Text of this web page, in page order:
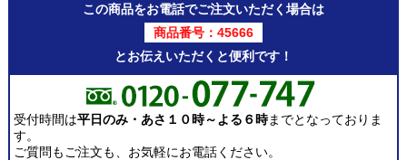
この商品をお電話でご注文いただく場合は
商品番号：45666
とお伝えいただくと便利です！
受付時間は平日のみ・あさ１０時～よる６時までとなっておりま
す。
ご質問もご注文も、お気軽にお電話ください。